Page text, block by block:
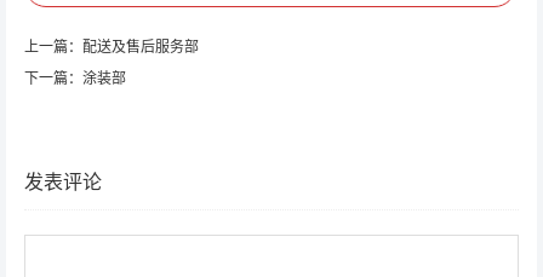
上一篇： 配送及售后服务部
下一篇： 涂装部
发表评论